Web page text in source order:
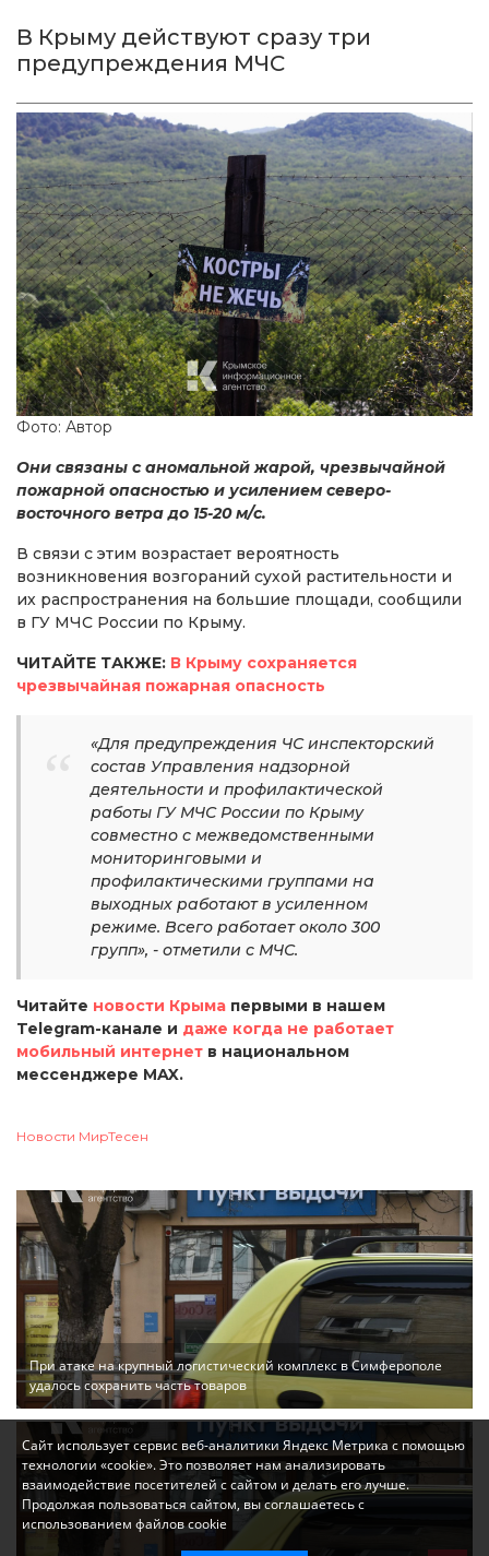
В Крыму действуют сразу три
предупреждения МЧС
Фото: Автор
Они связаны с аномальной жарой, чрезвычайной
пожарной опасностью и усилением северо-
восточного ветра до 15-20 м/с.
В связи с этим возрастает вероятность
возникновения возгораний сухой растительности и
их распространения на большие площади, сообщили
в ГУ МЧС России по Крыму.
ЧИТАЙТЕ ТАКЖЕ: В Крыму сохраняется
чрезвычайная пожарная опасность
«Для предупреждения ЧС инспекторский
состав Управления надзорной
деятельности и профилактической
работы ГУ МЧС России по Крыму
совместно с межведомственными
мониторинговыми и
профилактическими группами на
выходных работают в усиленном
режиме. Всего работает около 300
групп», - отметили с МЧС.
Читайте новости Крыма первыми в нашем
Telegram-канале и даже когда не работает
мобильный интернет в национальном
мессенджере MAX.
Новости МирТесен
При атаке на крупный логистический комплекс в Симферополе
удалось сохранить часть товаров
Сайт использует сервис веб-аналитики Яндекс Метрика с помощью
технологии «cookie». Это позволяет нам анализировать
взаимодействие посетителей с сайтом и делать его лучше.
Продолжая пользоваться сайтом, вы соглашаетесь с
использованием файлов cookie